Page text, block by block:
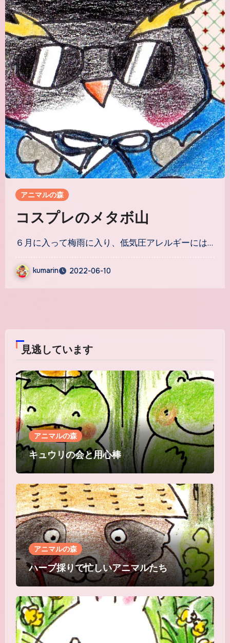
は
ま
だ
あ
り
ま
せ
ん
アニマルの森
コスプレのメタボ山
６月に入って梅雨に入り、低気圧アレルギーには…
kumarin
2022-06-10
ま
だ
あ
り
ま
せ
ん
見逃しています
アニマルの森
キュウリの会と用心棒
アニマルの森
ハーブ採りで忙しいアニマルたち